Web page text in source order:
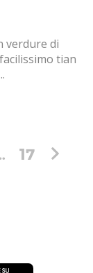
verdure di
tian
17